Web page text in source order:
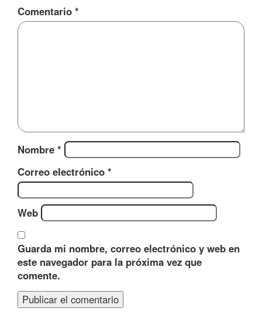
Comentario *
Nombre *
Correo electrónico *
Web
Guarda mi nombre, correo electrónico y web en
este navegador para la próxima vez que
comente.